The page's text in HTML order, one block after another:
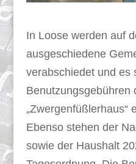
In Loose werden auf
ausgeschiedene
verabschiedet und es
Benutzungsgebühren
„Zwergenfüßlerhaus“
Ebenso stehen der
sowie der Haushalt